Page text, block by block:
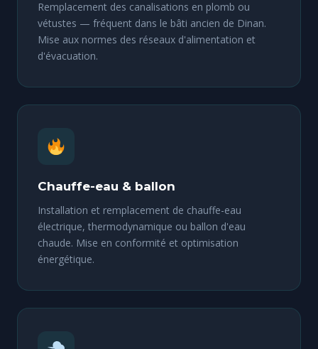
Remplacement des canalisations en plomb ou
vétustes — fréquent dans le bâti ancien de Dinan.
Mise aux normes des réseaux d'alimentation et
d'évacuation.
Chauffe-eau & ballon
Installation et remplacement de chauffe-eau
électrique, thermodynamique ou ballon d'eau
chaude. Mise en conformité et optimisation
énergétique.